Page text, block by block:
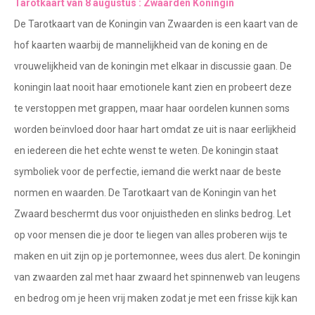
Waterman
Stier
Tweelingen
Leeuw
Schorpioen
Tarotkaart
Belverzoek
Vragen?
Privacybeleid
Desktop website
CONTACT
Tarotkaart van 8 augustus : Zwaarden Koningin
De Tarotkaart van de Koningin van Zwaarden is een kaart van de
hof kaarten waarbij de mannelijkheid van de koning en de
vrouwelijkheid van de koningin met elkaar in discussie gaan. De
koningin laat nooit haar emotionele kant zien en probeert deze
te verstoppen met grappen, maar haar oordelen kunnen soms
worden beïnvloed door haar hart omdat ze uit is naar eerlijkheid
en iedereen die het echte wenst te weten. De koningin staat
symboliek voor de perfectie, iemand die werkt naar de beste
normen en waarden. De Tarotkaart van de Koningin van het
Zwaard beschermt dus voor onjuistheden en slinks bedrog. Let
op voor mensen die je door te liegen van alles proberen wijs te
maken en uit zijn op je portemonnee, wees dus alert. De koningin
van zwaarden zal met haar zwaard het spinnenweb van leugens
en bedrog om je heen vrij maken zodat je met een frisse kijk kan